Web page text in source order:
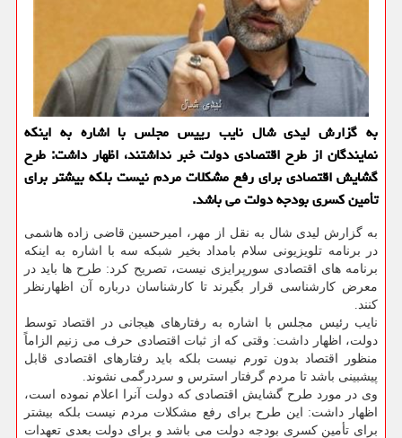
به گزارش لیدی شال نایب رییس مجلس با اشاره به اینكه
نمایندگان از طرح اقتصادی دولت خبر نداشتند، اظهار داشت: طرح
گشایش اقتصادی برای رفع مشكلات مردم نیست بلكه بیشتر برای
تأمین كسری بودجه دولت می باشد.
به گزارش لیدی شال به نقل از مهر، امیرحسین قاضی زاده هاشمی
در برنامه تلویزیونی سلام بامداد بخیر شبکه سه با اشاره به اینکه
برنامه های اقتصادی سورپرایزی نیست، تصریح کرد: طرح ها باید در
معرض کارشناسی قرار بگیرند تا کارشناسان درباره آن اظهارنظر
کنند.
نایب رئیس مجلس با اشاره به رفتارهای هیجانی در اقتصاد توسط
دولت، اظهار داشت: وقتی که از ثبات اقتصادی حرف می زنیم الزاماً
منظور اقتصاد بدون تورم نیست بلکه باید رفتارهای اقتصادی قابل
پیشبینی باشد تا مردم گرفتار استرس و سردرگمی نشوند.
وی در مورد طرح گشایش اقتصادی که دولت آنرا اعلام نموده است،
اظهار داشت: این طرح برای رفع مشکلات مردم نیست بلکه بیشتر
برای تأمین کسری بودجه دولت می باشد و برای دولت بعدی تعهدات